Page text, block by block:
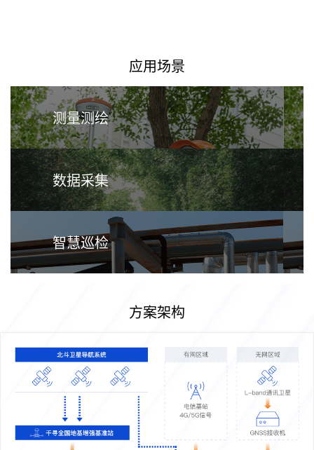
应用场景
测量测绘
数据采集
智慧巡检
方案架构